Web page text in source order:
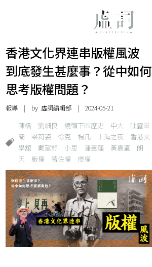
香港文化界連串版權風波
到底發生甚麼事？從中如何
思考版權問題？
報導 | by 虛詞編輯部 | 2024-05-21
陳橋 劉細良 鏡頭下的歷史 中大
吐露滋
蘭
梁莉姿 徐克 楊凡 上海之夜
香港文
學舘
戴望舒 小思 潘惠蓮 黃嘉瀛
朗
天
版權 著佐權 侵權